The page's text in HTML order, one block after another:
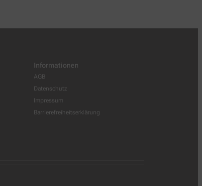
Informationen
AGB
Datenschutz
Impressum
Barrierefreiheitserklärung